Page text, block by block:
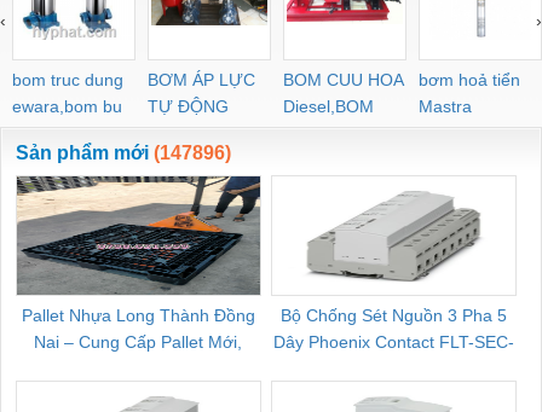
bom truc dung
ewara,bom bu
ewara
BƠM ÁP LỰC
TỰ ĐỘNG
BOM CUU HOA
Diesel,BOM
CHUA CHAY
bơm hoả tiển
Mastra
‹ ›
Sản phẩm mới (147896)
Pallet Nhựa Long Thành Đồng
Nai – Cung Cấp Pallet Mới,
Bộ Chống Sét Nguồn 3 Pha 5
Dây Phoenix Contact FLT-SEC-